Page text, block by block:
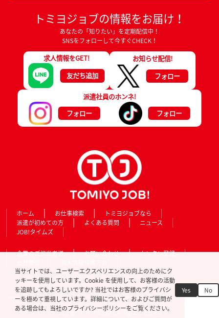
トミヨジョブの情報をお届け！
あなたの「知りたい」を定期配信中！
SNSをフォローして今すぐCHECK！
求人情報をGET!
友だち追加
お知らせ配信!
フォロー
派遣社員のホンネ!
フォロー
フォロー
ホーム お仕事検索
トミヨジョブなら
派遣が初めての方
よくある質問
ニュース
JOB!タイムズ
企業のご担当者様 お問い合わせ
カンタン登録
Copyright © TOMIYO JOB!. All Rights Reserved.
当サイトでは、ユーザーエクスペリエンスの向上のためにク
ッキーを使用しています。Cookie を使用して、お客様の活動
を追跡してもよろしいですか? 当社ではお客様のプライバシ
ーを極めて重視しています。詳細について、およびご質問が
ある場合は、当社のプライバシーポリシーをご覧ください。
Yes No